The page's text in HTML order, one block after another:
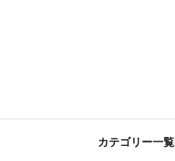
カテゴリー一覧